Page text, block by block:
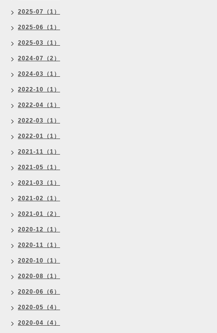
2025-07（1）
2025-06（1）
2025-03（1）
2024-07（2）
2024-03（1）
2022-10（1）
2022-04（1）
2022-03（1）
2022-01（1）
2021-11（1）
2021-05（1）
2021-03（1）
2021-02（1）
2021-01（2）
2020-12（1）
2020-11（1）
2020-10（1）
2020-08（1）
2020-06（6）
2020-05（4）
2020-04（4）